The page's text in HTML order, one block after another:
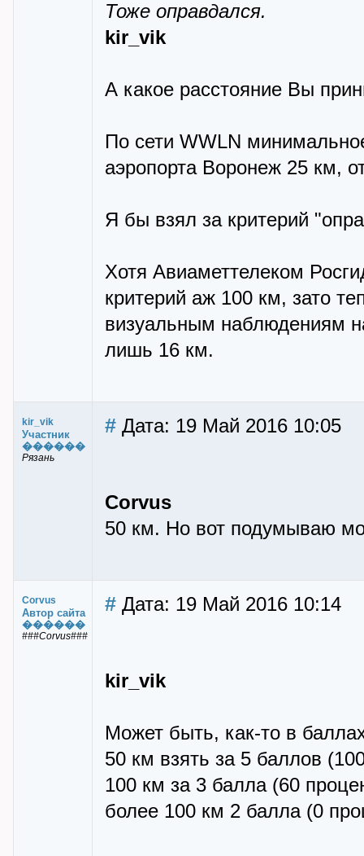
Тоже оправдался.
kir_vik
А какое расстояние Вы
По сети WWLN
аэропорта Воронеж 25 км,
Я бы взял за критерий
Хотя Авиаметтелеком
критерий аж 100 км, зато
визуальным наблюдениям
лишь 16 км.
kir_vik
Участник
������
Рязань
# Дата: 19 Май 2016 10:05
Corvus
50 км. Но вот подумываю
Corvus
Автор сайта
������
###Corvus###
# Дата: 19 Май 2016 10:14
kir_vik
Может быть, как-то в
50 км взять за 5 баллов
100 км за 3 балла (60
более 100 км 2 балла (0